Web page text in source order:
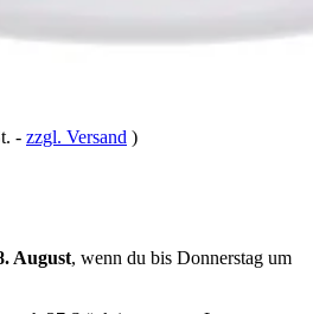
- zzgl. Versand )
August, wenn du bis Donnerstag um